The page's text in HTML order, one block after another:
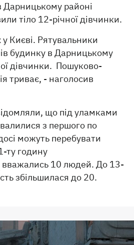
Дарницькому районі
тіло 12-річної дівчинки.
Києві. Рятувальники
будинку в Дарницькому
дівчинки. Пошуково-
триває, - наголосив
що під уламками
з першого по
можуть перебувати
ту годину
вважались 10 людей. До 13-
збільшилася до 20.